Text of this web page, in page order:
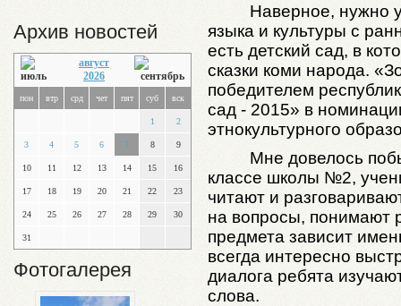
Архив новостей
август
2026
пон втр срд чет пят суб вск
1 2
3 4 5 6 7 8 9
10 11 12 13 14 15 16
17 18 19 20 21 22 23
24 25 26 27 28 29 30
31
Фотогалерея
Наверное, нужно
языка и культуры с
есть детский сад, в
сказки коми народа.
победителем
сад - 2015» в
этнокультурного
Мне довелось
классе школы №2,
читают и
на вопросы, понимают
предмета зависит
всегда интересно
диалога ребята
слова.